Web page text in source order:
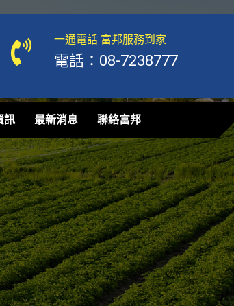
一通電話 富邦服務到家
電話：08-7238777
訊 最新消息 聯絡富邦